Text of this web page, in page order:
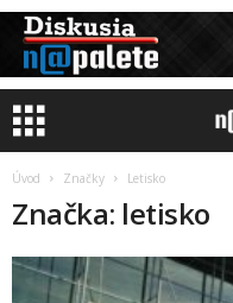
Úvod Značky Letisko
Značka: letisko